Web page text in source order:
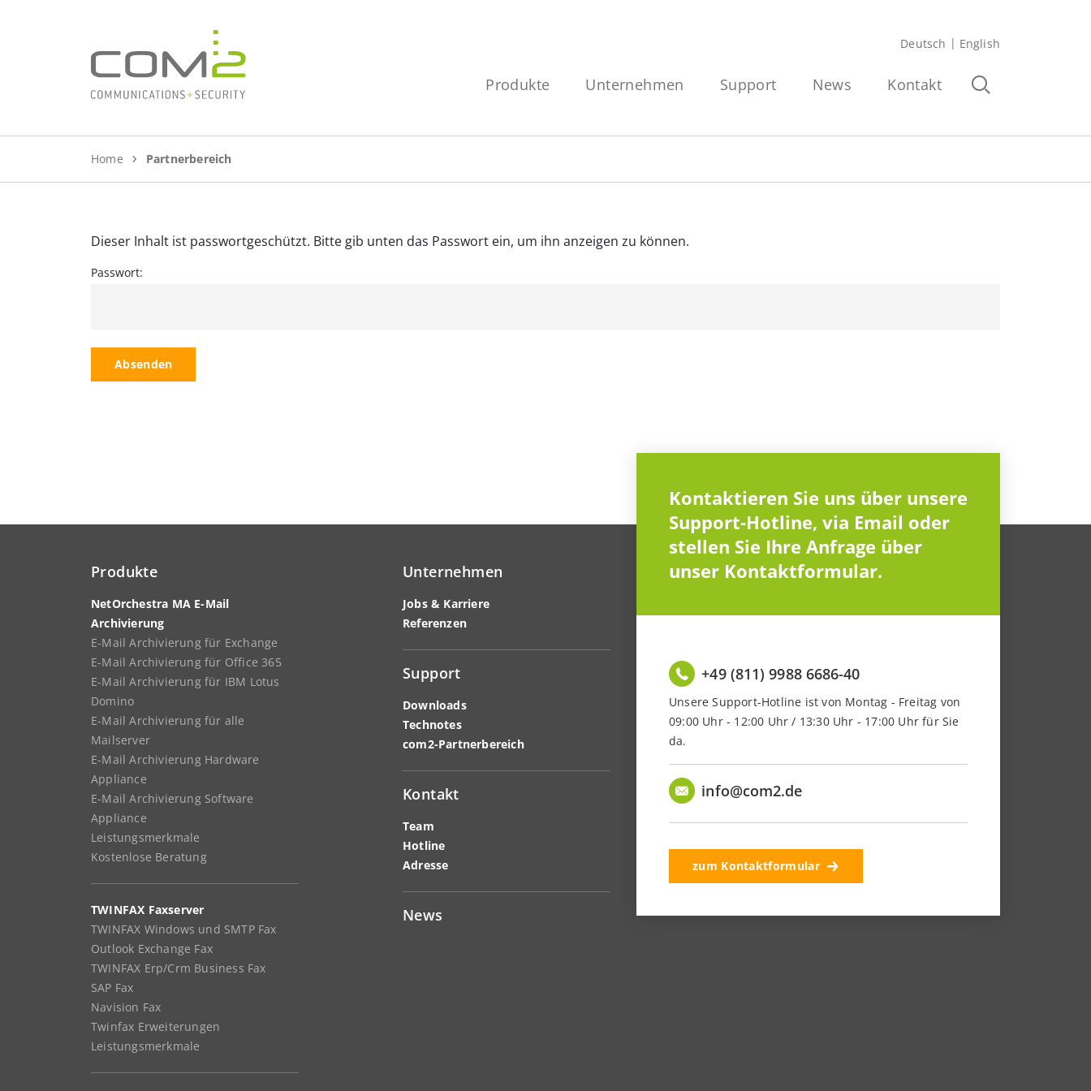
Produkte Unternehmen Support News Kontakt
Deutsch English
Home Partnerbereich
Dieser Inhalt ist passwortgeschützt. Bitte gib unten das Passwort ein, um ihn anzeigen zu können.
Passwort:
Produkte
NetOrchestra MA E-Mail
Archivierung
E-Mail Archivierung für Exchange
E-Mail Archivierung für Office 365
E-Mail Archivierung für IBM Lotus
Domino
E-Mail Archivierung für alle
Mailserver
E-Mail Archivierung Hardware
Appliance
E-Mail Archivierung Software
Appliance
Leistungsmerkmale
Kostenlose Beratung
TWINFAX Faxserver
TWINFAX Windows und SMTP Fax
Outlook Exchange Fax
TWINFAX Erp/Crm Business Fax
SAP Fax
Navision Fax
Twinfax Erweiterungen
Leistungsmerkmale
Unternehmen
Jobs & Karriere
Referenzen
Support
Downloads
Technotes
com2-Partnerbereich
Kontakt
Team
Hotline
Adresse
News
Kontaktieren Sie uns über unsere
Support-Hotline, via Email oder
stellen Sie Ihre Anfrage über
unser Kontaktformular.
+49 (811) 9988 6686-40
Unsere Support-Hotline ist von Montag - Freitag von
09:00 Uhr - 12:00 Uhr / 13:30 Uhr - 17:00 Uhr für Sie
da.
info@com2.de
zum Kontaktformular